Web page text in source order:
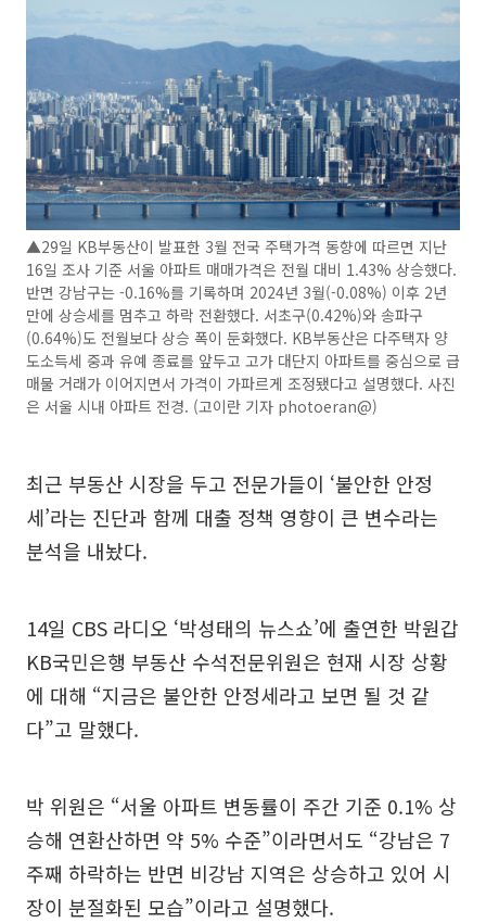
▲29일 KB부동산이 발표한 3월 전국 주택가격 동향에 따르면 지난
16일 조사 기준 서울 아파트 매매가격은 전월 대비 1.43% 상승했다.
반면 강남구는 -0.16%를 기록하며 2024년 3월(-0.08%) 이후 2년
만에 상승세를 멈추고 하락 전환했다. 서초구(0.42%)와 송파구
(0.64%)도 전월보다 상승 폭이 둔화했다. KB부동산은 다주택자 양
도소득세 중과 유예 종료를 앞두고 고가 대단지 아파트를 중심으로 급
매물 거래가 이어지면서 가격이 가파르게 조정됐다고 설명했다. 사진
은 서울 시내 아파트 전경. (고이란 기자 photoeran@)
최근 부동산 시장을 두고 전문가들이 ‘불안한 안정
세’라는 진단과 함께 대출 정책 영향이 큰 변수라는
분석을 내놨다.
14일 CBS 라디오 ‘박성태의 뉴스쇼’에 출연한 박원갑
KB국민은행 부동산 수석전문위원은 현재 시장 상황
에 대해 “지금은 불안한 안정세라고 보면 될 것 같
다”고 말했다.
박 위원은 “서울 아파트 변동률이 주간 기준 0.1% 상
승해 연환산하면 약 5% 수준”이라면서도 “강남은 7
주째 하락하는 반면 비강남 지역은 상승하고 있어 시
장이 분절화된 모습”이라고 설명했다.